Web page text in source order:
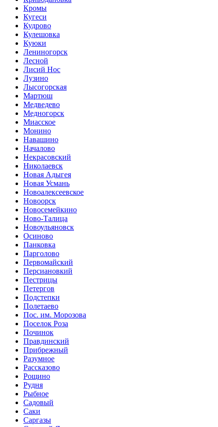
Кромы
Кугеси
Кудрово
Кулешовка
Куюки
Лениногорск
Лесной
Лисий Нос
Лузино
Лысогорская
Мартюш
Медведево
Медногорск
Миасское
Монино
Навашино
Началово
Некрасовский
Николаевск
Новая Адыгея
Новая Усмань
Новоалексеевское
Новоорск
Новосемейкино
Ново-Талица
Новоульяновск
Осиново
Панковка
Парголово
Первомайский
Персиановкий
Пестрицы
Петергов
Подстепки
Полетаево
Пос. им. Морозова
Поселок Роза
Починок
Правдинский
Прибрежный
Разумное
Рассказово
Рощино
Рудня
Рыбное
Садовый
Саки
Саргазы